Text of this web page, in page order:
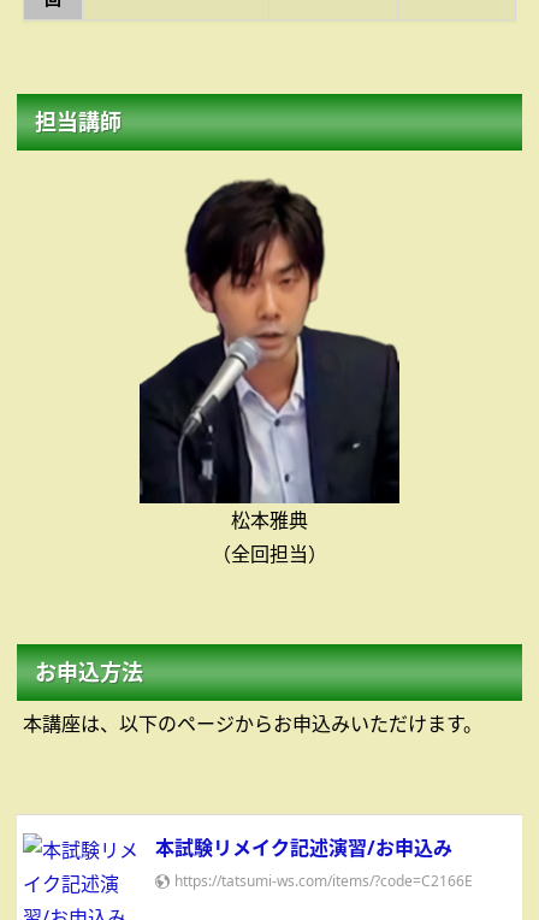
担当講師
松本雅典
（全回担当）
お申込方法
本講座は、以下のページからお申込みいただけます。
本試験リメイク記述演習/お申込み
https://tatsumi-ws.com/items/?code=C2166E